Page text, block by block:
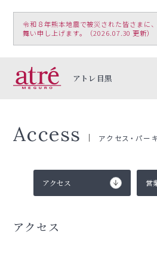
令和８年熊本地震で被災された皆さまに
舞い申し上げます。（2026.07.30 更新）
アトレ目黒
Access アクセス・パー
アクセス 営
アクセス